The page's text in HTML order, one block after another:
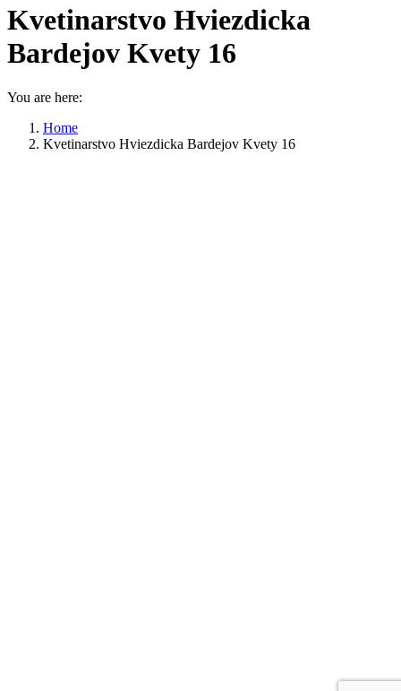
Kvetinarstvo Hviezdicka
Bardejov Kvety 16
You are here:
Home
Kvetinarstvo Hviezdicka Bardejov Kvety 16